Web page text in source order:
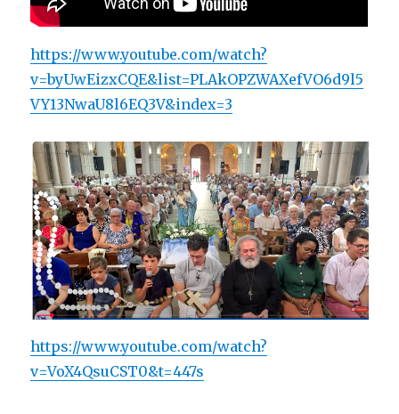
https://www.youtube.com/watch?
v=byUwEizxCQE&list=PLAkOPZWAXefVO6d9l5
VY13NwaU8l6EQ3V&index=3
https://www.youtube.com/watch?
v=VoX4QsuCST0&t=447s